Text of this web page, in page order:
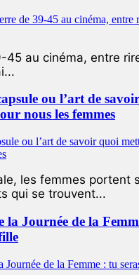
45 au cinéma, entre
ou l’art de
nous les femmes
les femmes portent
qui se trouvent...
la Journée de la